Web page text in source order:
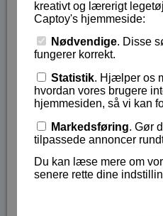
hanevogn
håndholdt
mini racerbil
mini sommerfugl
Legetøj til børn fra 6 år og
Byggesæt, der indeholder
kreativt og lærerigt
Captoy's hjemmeside:
Nødvendige. Disse
fungerer korrekt.
Statistik. Hjælper os
hvordan vores brugere
hjemmesiden, så vi kan
Markedsføring. Gør
tilpassede annoncer
Du kan læse mere om
senere rette dine